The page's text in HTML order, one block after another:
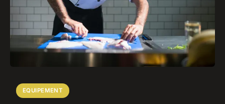
EQUIPEMENT